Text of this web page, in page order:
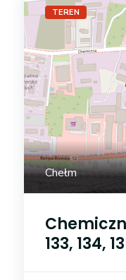
TEREN
Chełm
133, 134,